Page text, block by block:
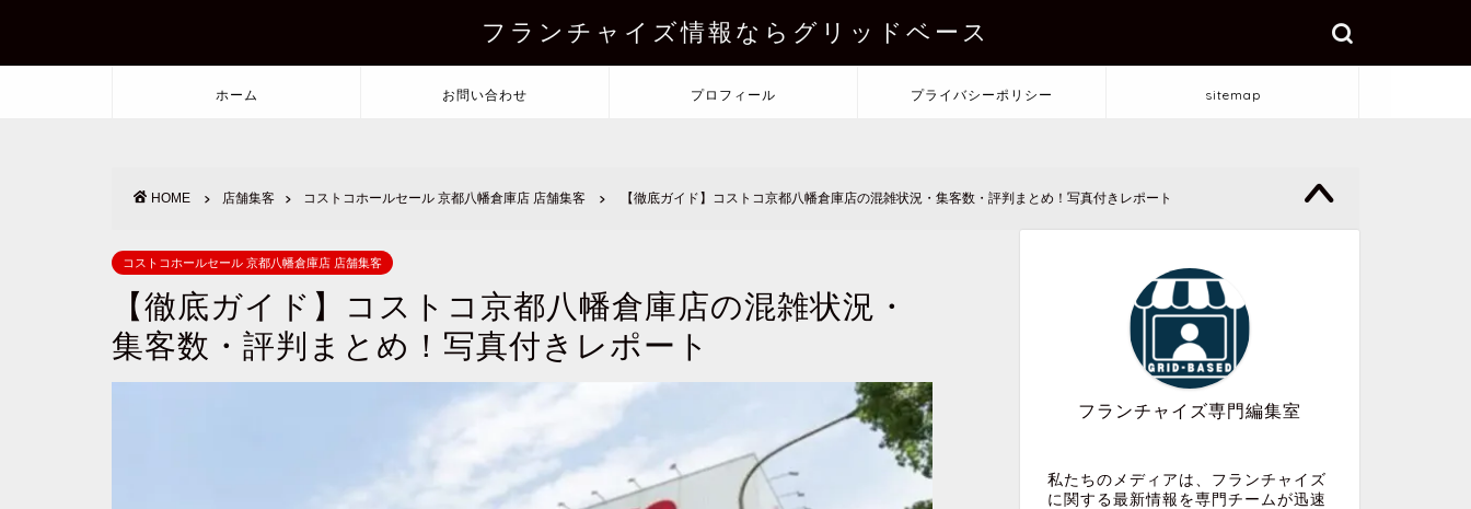
フランチャイズ情報ならグリッドベース
ホーム お問い合わせ プロフィール プライバシーポリシー sitemap
HOME 店舗集客 コストコホールセール 京都八幡倉庫店 店舗集客 【徹底ガイド】コストコ京都八幡倉庫店の混雑状況・集客数・評判まとめ！写真付きレポート
コストコホールセール 京都八幡倉庫店 店舗集客
【徹底ガイド】コストコ京都八幡倉庫店の混雑状況・
集客数・評判まとめ！写真付きレポート
フランチャイズ専門編集室
私たちのメディアは、フランチャイズ
に関する最新情報を専門チームが迅速